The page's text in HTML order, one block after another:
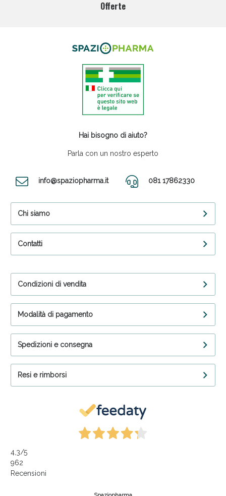
Offerte
Hai bisogno di aiuto?
Parla con un nostro esperto
info@spaziopharma.it 081 17862330
Chi siamo
Contatti
Condizioni di vendita
Modalità di pagamento
Spedizioni e consegna
Resi e rimborsi
4,3/5
962
Recensioni